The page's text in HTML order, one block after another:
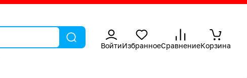
ВойтиИзбранноеСравнениеКорзина